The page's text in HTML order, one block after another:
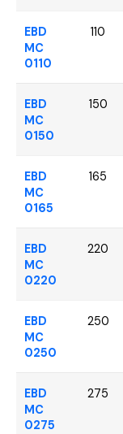
EBD
MC
0110
110
EBD
MC
0150
150
EBD
MC
0165
165
EBD
MC
0220
220
EBD
MC
0250
250
EBD
MC
0275
275